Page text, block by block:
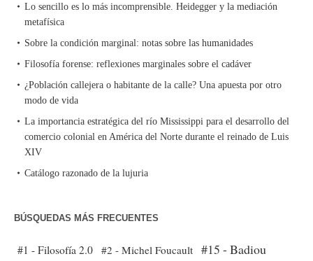
Lo sencillo es lo más incomprensible. Heidegger y la mediación
metafísica
Sobre la condición marginal: notas sobre las humanidades
Filosofía forense: reflexiones marginales sobre el cadáver
¿Población callejera o habitante de la calle? Una apuesta por otro
modo de vida
La importancia estratégica del río Mississippi para el desarrollo del
comercio colonial en América del Norte durante el reinado de Luis
XIV
Catálogo razonado de la lujuria
BÚSQUEDAS MÁS FRECUENTES
#1 - Filosofía 2.0 #2 - Michel Foucault #15 - Badiou